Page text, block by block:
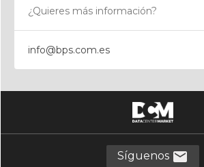
¿Quieres más información?
info@bps.com.es
Síguenos